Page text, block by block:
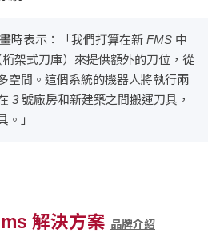
時表示：「我們打算在新 FMS 中
架式刀庫）來提供額外的刀位，從
空間。這個系統的機器人將執行兩
3 號廠房和新建築之間搬運刀具，
。」
解決方案 品牌介紹